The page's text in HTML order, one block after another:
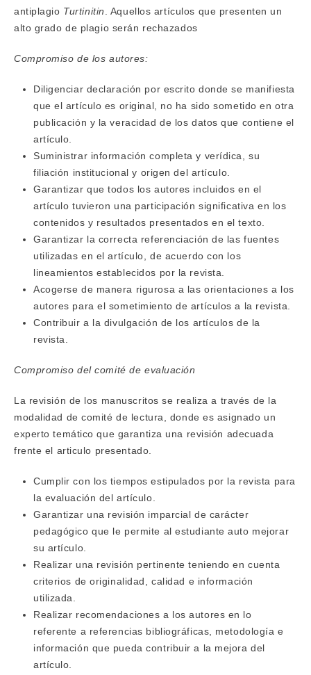
antiplagio Turtinitin. Aquellos artículos que presenten un
alto grado de plagio serán rechazados
Compromiso de los autores:
Diligenciar declaración por escrito donde se manifiesta
que el artículo es original, no ha sido sometido en otra
publicación y la veracidad de los datos que contiene el
artículo.
Suministrar información completa y verídica, su
filiación institucional y origen del artículo.
Garantizar que todos los autores incluidos en el
artículo tuvieron una participación significativa en los
contenidos y resultados presentados en el texto.
Garantizar la correcta referenciación de las fuentes
utilizadas en el artículo, de acuerdo con los
lineamientos establecidos por la revista.
Acogerse de manera rigurosa a las orientaciones a los
autores para el sometimiento de artículos a la revista.
Contribuir a la divulgación de los artículos de la
revista.
Compromiso del comité de evaluación
La revisión de los manuscritos se realiza a través de la
modalidad de comité de lectura, donde es asignado un
experto temático que garantiza una revisión adecuada
frente el articulo presentado.
Cumplir con los tiempos estipulados por la revista para
la evaluación del artículo.
Garantizar una revisión imparcial de carácter
pedagógico que le permite al estudiante auto mejorar
su artículo.
Realizar una revisión pertinente teniendo en cuenta
criterios de originalidad, calidad e información
utilizada.
Realizar recomendaciones a los autores en lo
referente a referencias bibliográficas, metodología e
información que pueda contribuir a la mejora del
artículo.